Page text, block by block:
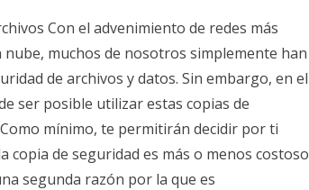
Con el advenimiento de redes más
muchos de nosotros simplemente han
de archivos y datos. Sin embargo, en el
ser posible utilizar estas copias de
mínimo, te permitirán decidir por ti
copia de seguridad es más o menos costoso
segunda razón por la que es